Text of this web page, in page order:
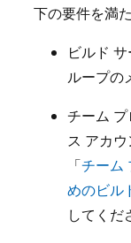
下の要件を満
ビルド
ループの
チーム
ス アカウ
「チーム
めのビル
してくだ